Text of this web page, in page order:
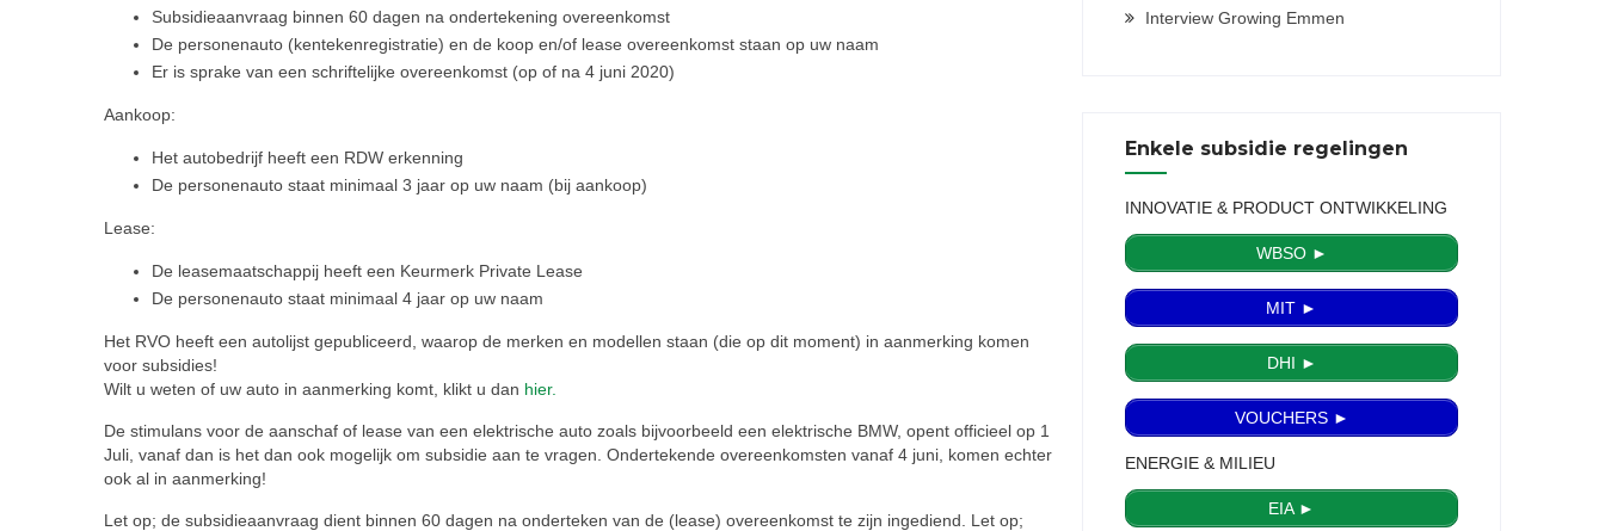
Subsidieaanvraag binnen 60 dagen na ondertekening overeenkomst
De personenauto (kentekenregistratie) en de koop en/of lease overeenkomst staan op uw naam
Er is sprake van een schriftelijke overeenkomst (op of na 4 juni 2020)
Aankoop:
Het autobedrijf heeft een RDW erkenning
De personenauto staat minimaal 3 jaar op uw naam (bij aankoop)
Lease:
De leasemaatschappij heeft een Keurmerk Private Lease
De personenauto staat minimaal 4 jaar op uw naam
Het RVO heeft een autolijst gepubliceerd, waarop de merken en modellen staan (die op dit moment) in aanmerking komen
voor subsidies!
Wilt u weten of uw auto in aanmerking komt, klikt u dan hier.
De stimulans voor de aanschaf of lease van een elektrische auto zoals bijvoorbeeld een elektrische BMW, opent officieel op 1
Juli, vanaf dan is het dan ook mogelijk om subsidie aan te vragen. Ondertekende overeenkomsten vanaf 4 juni, komen echter
ook al in aanmerking!
Let op; de subsidieaanvraag dient binnen 60 dagen na onderteken van de (lease) overeenkomst te zijn ingediend. Let op;
Interview Growing Emmen
Enkele subsidie regelingen
INNOVATIE & PRODUCT ONTWIKKELING
WBSO ►
MIT ►
DHI ►
VOUCHERS ►
ENERGIE & MILIEU
EIA ►